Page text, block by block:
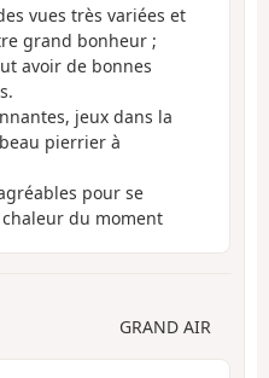
vues très variées et
grand bonheur ;
avoir de bonnes
jeux dans la
pierrier à
pour se
du moment
GRAND AIR